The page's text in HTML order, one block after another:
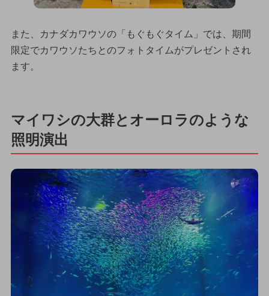
また、カナダカワウソの「もぐもぐタイム」では、期間
限定でカワウソたちとのフォトタイムがプレゼントされ
ます。
マイワシの大群とオーロラのような
照明演出